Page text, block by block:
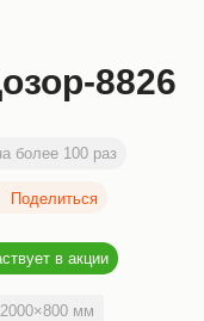
8826
более 100 раз
в акции
мм